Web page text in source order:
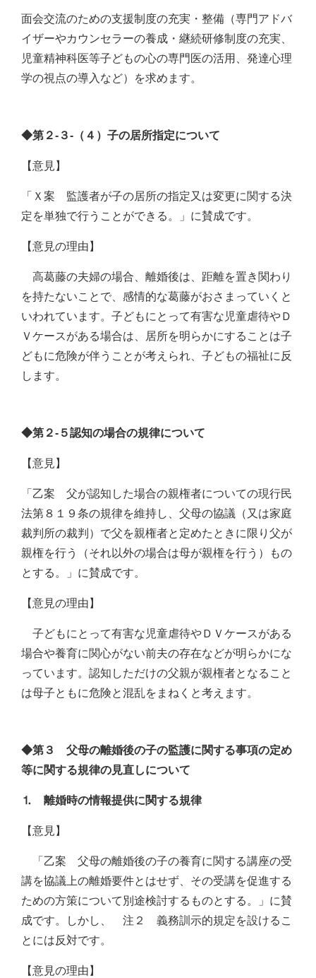
面会交流のための支援制度の充実・整備（専門アドバ
イザーやカウンセラーの養成・継続研修制度の充実、
児童精神科医等子どもの心の専門医の活用、発達心理
学の視点の導入など）を求めます。
◆第２‐３‐（４）子の居所指定について
【意見】
「Ｘ案 監護者が子の居所の指定又は変更に関する決
定を単独で行うことができる。」に賛成です。
【意見の理由】
高葛藤の夫婦の場合、離婚後は、距離を置き関わり
を持たないことで、感情的な葛藤がおさまっていくと
いわれています。子どもにとって有害な児童虐待やＤ
Ｖケースがある場合は、居所を明らかにすることは子
どもに危険が伴うことが考えられ、子どもの福祉に反
します。
◆第２‐５認知の場合の規律について
【意見】
「乙案 父が認知した場合の親権者についての現行民
法第８１９条の規律を維持し、父母の協議（又は家庭
裁判所の裁判）で父を親権者と定めたときに限り父が
親権を行う（それ以外の場合は母が親権を行う）もの
とする。」に賛成です。
【意見の理由】
子どもにとって有害な児童虐待やＤＶケースがある
場合や養育に関心がない前夫の存在などが明らかにな
っています。認知しただけの父親が親権者となること
は母子ともに危険と混乱をまねくと考えます。
◆第３ 父母の離婚後の子の監護に関する事項の定め
等に関する規律の見直しについて
⒈ 離婚時の情報提供に関する規律
【意見】
「乙案 父母の離婚後の子の養育に関する講座の受
講を協議上の離婚要件とはせず、その受講を促進する
ための方策について別途検討するものとする。」に賛
成です。しかし、 注２ 義務訓示的規定を設けるこ
とには反対です。
【意見の理由】